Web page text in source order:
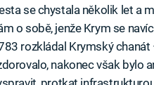
se chystala několik let a
o sobě, jenže Krym se
rozkládal Krymský
nakonec však bylo